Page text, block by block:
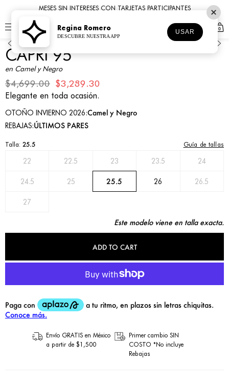
MESES SIN INTERESES CON TARJETAS PARTICIPANTES
0
1 2 3
CAPRI 95
en Camel y Negro
$4,699.00 $3,289.30
Elegante en toda ocasión.
OTOÑO INVIERNO 2026:Camel y Negro
REBAJAS:ÚLTIMOS PARES
Talla: 25.5 Guía de tallas
22 22.5 23 23.5 24
24.5 25 25.5 26 26.5
27
Este modelo viene en talla exacta.
ADD TO CART
Envío GRATIS en México
a partir de $1,500
Primer cambio SIN
COSTO *No incluye
Rebajas
Regina Romero
DESCUBRE NUESTRA APP
USAR